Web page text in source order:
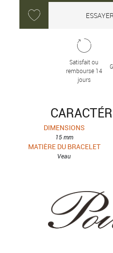
Satisfait ou
remboursé 14
jours
DIMENSIONS
15 mm
MATIÈRE DU BRACELET
Veau